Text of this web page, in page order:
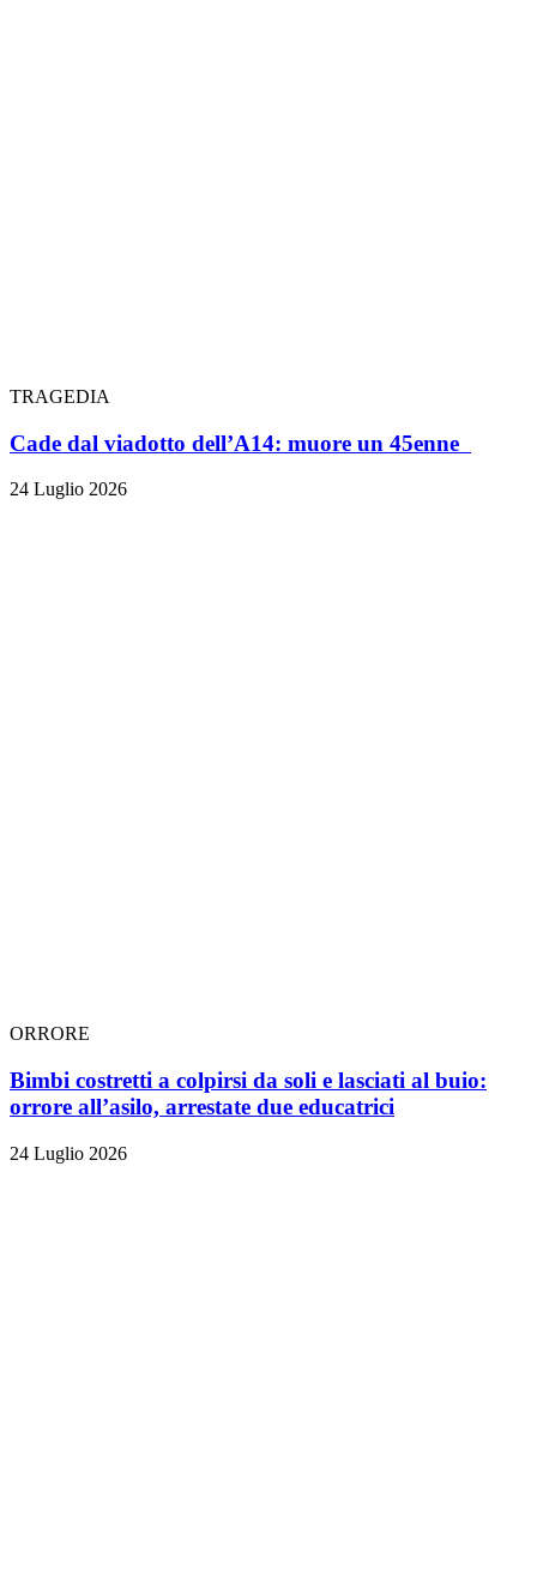
TRAGEDIA
Cade dal viadotto dell’A14: muore un 45enne
24 Luglio 2026
ORRORE
Bimbi costretti a colpirsi da soli e lasciati al buio:
orrore all’asilo, arrestate due educatrici
24 Luglio 2026